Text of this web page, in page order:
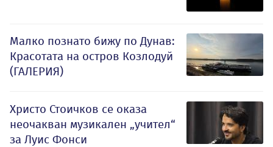
Малко познато бижу по Дунав:
Красотата на остров Козлодуй
(ГАЛЕРИЯ)
Христо Стоичков се оказа
неочакван музикален „учител“
за Луис Фонси